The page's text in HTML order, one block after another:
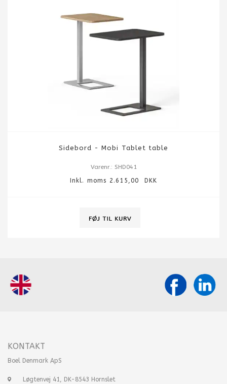
Sidebord - Mobi Tablet table
Varenr.: SHD041
Inkl. moms 2.615,00 DKK
KONTAKT
Boel Denmark ApS
Løgtenvej 41, DK-8543 Hornslet